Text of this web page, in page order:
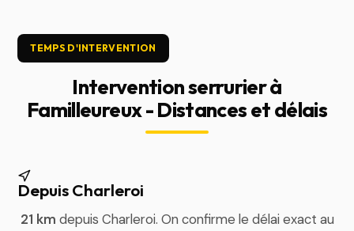
TEMPS D'INTERVENTION
Intervention serrurier à
Familleureux - Distances et délais
Depuis Charleroi
21 km depuis Charleroi. On confirme le délai exact au